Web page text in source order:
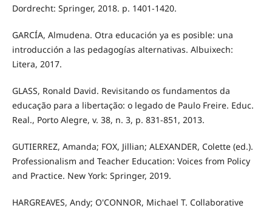
Dordrecht: Springer, 2018. p. 1401-1420.
GARCÍA, Almudena. Otra educación ya es posible: una
introducción a las pedagogías alternativas. Albuixech:
Litera, 2017.
GLASS, Ronald David. Revisitando os fundamentos da
educação para a libertação: o legado de Paulo Freire. Educ.
Real., Porto Alegre, v. 38, n. 3, p. 831-851, 2013.
GUTIERREZ, Amanda; FOX, Jillian; ALEXANDER, Colette (ed.).
Professionalism and Teacher Education: Voices from Policy
and Practice. New York: Springer, 2019.
HARGREAVES, Andy; O'CONNOR, Michael T. Collaborative